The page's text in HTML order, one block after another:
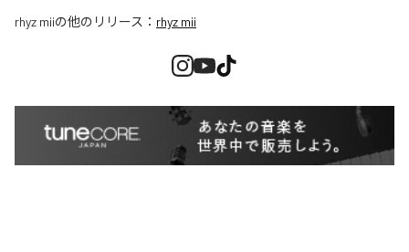
rhyz miiの他のリリース： rhyz mii